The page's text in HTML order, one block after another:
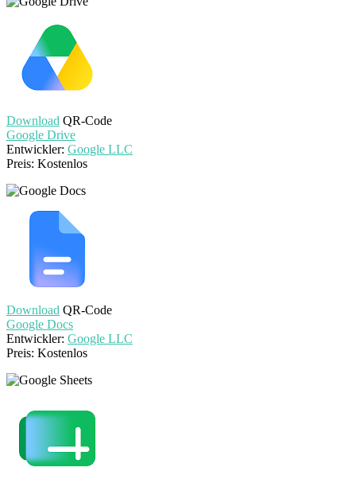
Download QR-Code
Google Drive
Entwickler: Google LLC
Preis: Kostenlos
Download QR-Code
Google Docs
Entwickler: Google LLC
Preis: Kostenlos